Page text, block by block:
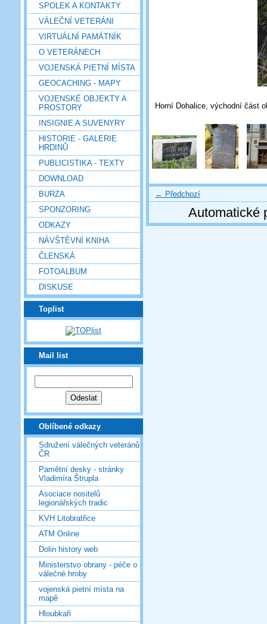
SPOLEK A KONTAKTY
VÁLEČNÍ VETERÁNI
VIRTUÁLNÍ PAMÁTNÍK
O VETERÁNECH
VOJENSKÁ PIETNÍ MÍSTA
GEOCACHING - MAPY
VOJENSKÉ OBJEKTY A
PROSTORY
INSIGNIE A SUVENYRY
HISTORIE - GALERIE
HRDINŮ
PUBLICISTIKA - TEXTY
DOWNLOAD
BURZA
SPONZORING
ODKAZY
NÁVŠTĚVNÍ KNIHA
ČLENSKÁ
FOTOALBUM
DISKUSE
Toplist
Mail list
Oblíbené odkazy
Sdružení válečných veteránů
ČR
Pamětní desky - stránky
Vladimíra Štrupla
Asociace nositelů
legionářských tradic
KVH Litobratřice
ATM Online
Dolin history web
Ministerstvo obrany - péče o
válečné hroby
vojenská pietní místa na
mapě
Hloubkaři
Horní Dohalice, východní část
← Předchozí
Automatické